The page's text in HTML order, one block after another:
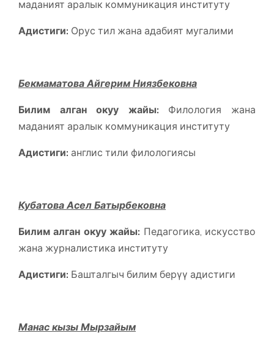
маданият аралык коммуникация институту
Адистиги: Орус тил жана адабият мугалими
Бекмаматова Айгерим Ниязбековна
Билим алган окуу жайы: Филология жана
маданият аралык коммуникация институту
Адистиги: англис тили филологиясы
Кубатова Асел Батырбековна
Билим алган окуу жайы: Педагогика, искусство
жана журналистика институту
Адистиги: Башталгыч билим берүү адистиги
Манас кызы Мырзайым